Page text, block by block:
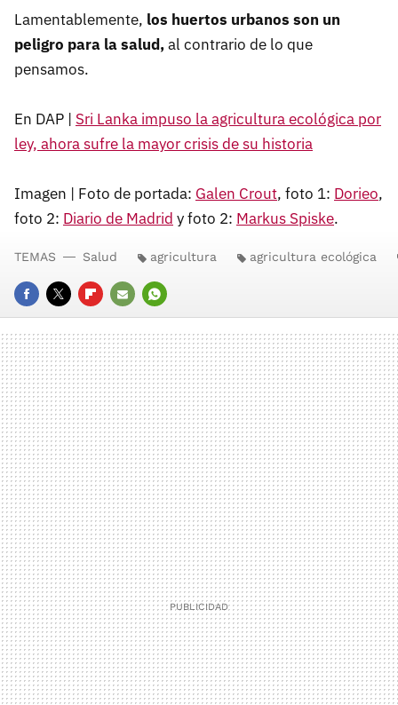
Lamentablemente, los huertos urbanos son un
peligro para la salud,al contrario de lo que
pensamos.
En DAP | Sri Lanka impuso la agricultura ecológica por
ley, ahora sufre la mayor crisis de su historia
Imagen | Foto de portada: Galen Crout, foto 1: Dorieo,
foto 2: Diario de Madrid y foto 2: Markus Spiske.
FACEBOOK
TWITTERFLIPBOARD
E-
MAIL
WHATSAPP
TEMAS Salud agricultura agricultura ecológica